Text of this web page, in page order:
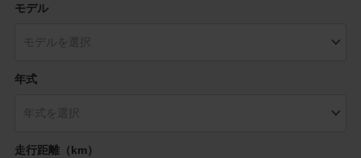
モデル
年式
走行距離（km）